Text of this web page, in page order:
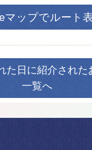
マップでルート
た日に紹介された
一覧へ